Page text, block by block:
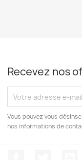
Recevez nos
Vous pouvez vous
nos informations de